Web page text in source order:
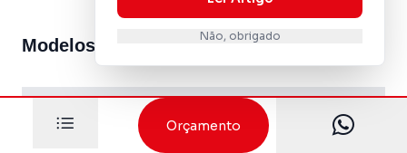
Não, obrigado
Modelos Single Stream com RFID
NUMBER
DESCRIÇÃO
Orçamento